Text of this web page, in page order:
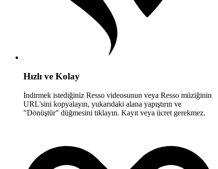
Hızlı ve Kolay
İndirmek istediğiniz Resso videosunun veya Resso müziğinin
URL'sini kopyalayın, yukarıdaki alana yapıştırın ve
"Dönüştür" düğmesini tıklayın. Kayıt veya ücret gerekmez.